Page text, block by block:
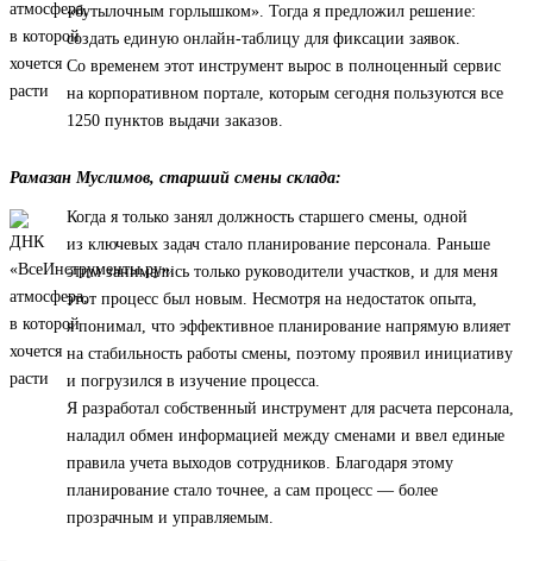
«бутылочным горлышком». Тогда я предложил решение:
создать единую онлайн-таблицу для фиксации заявок.
Со временем этот инструмент вырос в полноценный сервис
на корпоративном портале, которым сегодня пользуются все
1250 пунктов выдачи заказов.
Рамазан Муслимов, старший смены склада:
Когда я только занял должность старшего смены, одной
из ключевых задач стало планирование персонала. Раньше
этим занимались только руководители участков, и для меня
этот процесс был новым. Несмотря на недостаток опыта,
я понимал, что эффективное планирование напрямую влияет
на стабильность работы смены, поэтому проявил инициативу
и погрузился в изучение процесса.
Я разработал собственный инструмент для расчета персонала,
наладил обмен информацией между сменами и ввел единые
правила учета выходов сотрудников. Благодаря этому
планирование стало точнее, а сам процесс — более
прозрачным и управляемым.